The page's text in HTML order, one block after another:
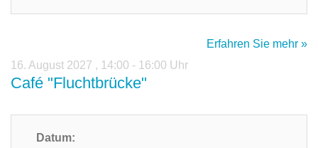
Erfahren Sie mehr »
16. August 2027 , 14:00 - 16:00 Uhr
Café "Fluchtbrücke"
Datum: